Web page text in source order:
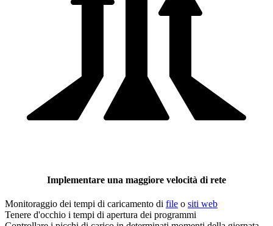
Implementare una maggiore velocità di rete
Monitoraggio dei tempi di caricamento di file o siti web
Tenere d'occhio i tempi di apertura dei programmi